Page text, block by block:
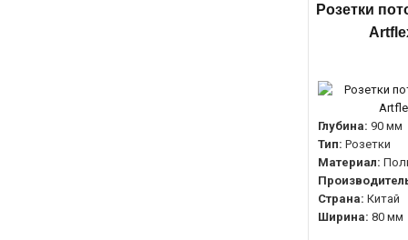
Розетки
Глубина: 90 мм
Тип: Розетки
Материал:
Страна: Китай
Ширина: 80 мм